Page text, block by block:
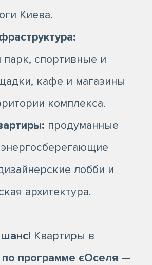
Киева.
парк, спортивные и
кафе и магазины
комплекса.
продуманные
лобби и
архитектура.
Квартиры в
программе єОселя —